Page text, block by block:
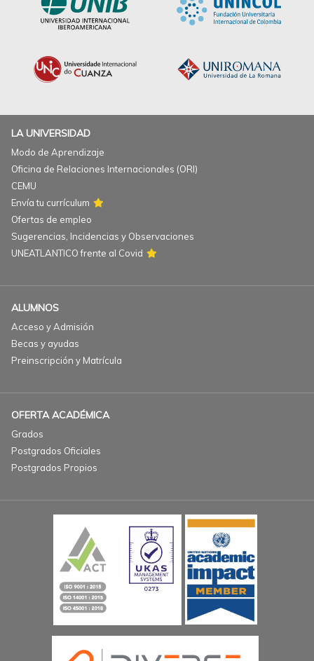
LA UNIVERSIDAD
Modo de Aprendizaje
Oficina de Relaciones Internacionales (ORI)
CEMU
Envía tu currículum
Ofertas de empleo
Sugerencias, Incidencias y Observaciones
UNEATLANTICO frente al Covid
ALUMNOS
Acceso y Admisión
Becas y ayudas
Preinscripción y Matrícula
OFERTA ACADÉMICA
Grados
Postgrados Oficiales
Postgrados Propios